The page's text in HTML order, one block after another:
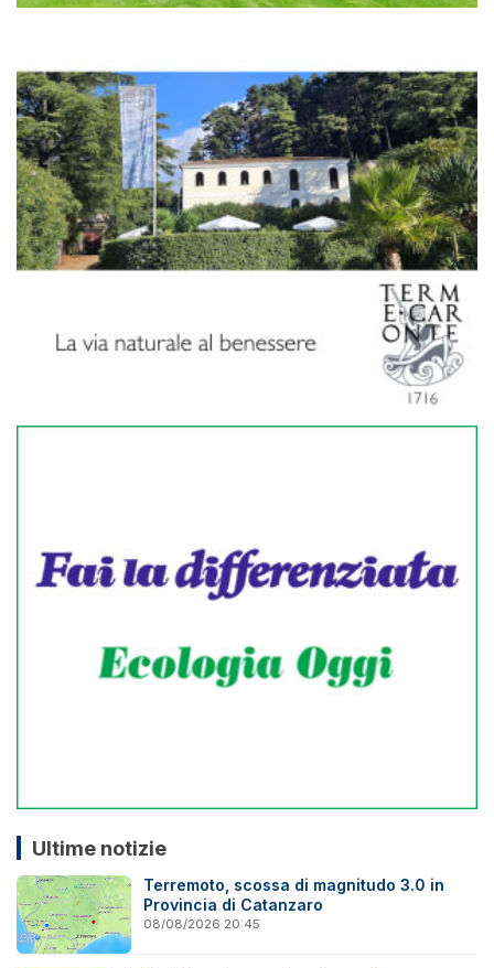
Ultime notizie
Terremoto, scossa di magnitudo 3.0 in
Provincia di Catanzaro
08/08/2026 20:45